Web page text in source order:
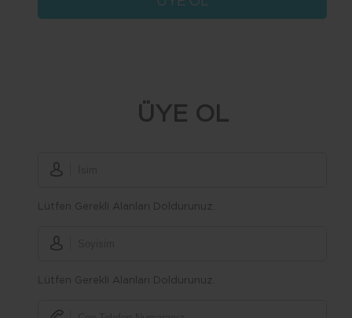
ÜYE OL
Lütfen Gerekli Alanları Doldurunuz.
Lütfen Gerekli Alanları Doldurunuz.